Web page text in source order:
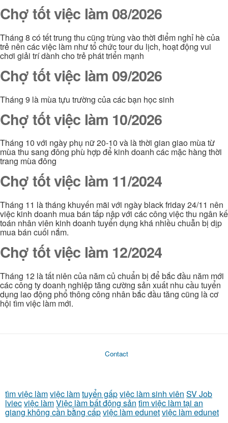
Chợ tốt việc làm 08/2026
Tháng 8 có tết trung thu cũng trùng vào thời điểm nghỉ hè của
trẻ nên các việc làm như tổ chức tour du lịch, hoạt động vui
chơi giải trí dành cho trẻ phát triển mạnh
Chợ tốt việc làm 09/2026
Tháng 9 là mùa tựu trường của các bạn học sinh
Chợ tốt việc làm 10/2026
Tháng 10 với ngày phụ nữ 20-10 và là thời gian giao mùa từ
mùa thu sang đông phù hợp để kinh doanh các mặc hàng thời
trang mùa đông
Chợ tốt việc làm 11/2024
Tháng 11 là tháng khuyến mãi với ngày black friday 24/11 nên
việc kinh doanh mua bán tấp nập với các công việc thu ngân kế
toán nhân viên kinh doanh tuyển dụng khá nhiều chuẫn bị dịp
mua bán cuối nắm.
Chợ tốt việc làm 12/2024
Tháng 12 là tất niên của năm củ chuẩn bị để bắc đầu năm mới
các công ty doanh nghiệp tăng cường sản xuất nhu cầu tuyển
dụng lao động phổ thông công nhân bắc đầu tăng cũng là cơ
hội tìm việc làm mới.
Contact
tìm việc làmviệc làmtuyển gấpviệc làm sinh viên SV Job
lviecviệc làmViệc làm bất động sản tìm việc làm tại an
giang không cần bằng cấpviệc làm edunetviệc làm edunet